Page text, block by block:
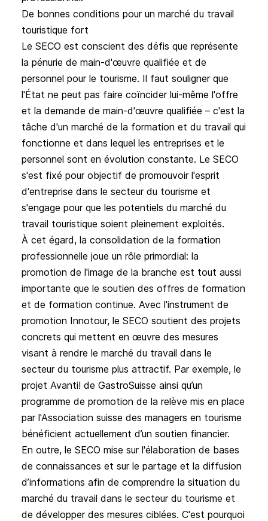
De bonnes conditions pour un marché du travail
touristique fort
Le SECO est conscient des défis que représente
la pénurie de main-d'œuvre qualifiée et de
personnel pour le tourisme. Il faut souligner que
l'État ne peut pas faire coïncider lui-même l'offre
et la demande de main-d'œuvre qualifiée – c'est la
tâche d'un marché de la formation et du travail qui
fonctionne et dans lequel les entreprises et le
personnel sont en évolution constante. Le SECO
s'est fixé pour objectif de promouvoir l'esprit
d'entreprise dans le secteur du tourisme et
s'engage pour que les potentiels du marché du
travail touristique soient pleinement exploités.
À cet égard, la consolidation de la formation
professionnelle joue un rôle primordial: la
promotion de l'image de la branche est tout aussi
importante que le soutien des offres de formation
et de formation continue. Avec l'instrument de
promotion Innotour, le SECO soutient des projets
concrets qui mettent en œuvre des mesures
visant à rendre le marché du travail dans le
secteur du tourisme plus attractif. Par exemple, le
projet Avanti! de GastroSuisse ainsi qu’un
programme de promotion de la relève mis en place
par l'Association suisse des managers en tourisme
bénéficient actuellement d’un soutien financier.
En outre, le SECO mise sur l'élaboration de bases
de connaissances et sur le partage et la diffusion
d’informations afin de comprendre la situation du
marché du travail dans le secteur du tourisme et
de développer des mesures ciblées. C'est pourquoi